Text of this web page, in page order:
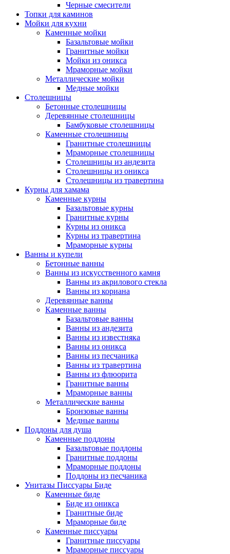
Черные смесители
Топки для каминов
Мойки для кухни
Каменные мойки
Базальтовые мойки
Гранитные мойки
Мойки из оникса
Мраморные мойки
Металлические мойки
Медные мойки
Столешницы
Бетонные столешницы
Деревянные столешницы
Бамбуковые столешницы
Каменные столешницы
Гранитные столешницы
Мраморные столешницы
Столешницы из андезита
Столешницы из оникса
Столешницы из травертина
Курны для хамама
Каменные курны
Базальтовые курны
Гранитные курны
Курны из оникса
Курны из травертина
Мраморные курны
Ванны и купели
Бетонные ванны
Ванны из искусственного камня
Ванны из акрилового стекла
Ванны из кориана
Деревянные ванны
Каменные ванны
Базальтовые ванны
Ванны из андезита
Ванны из известняка
Ванны из оникса
Ванны из песчаника
Ванны из травертина
Ванны из флюорита
Гранитные ванны
Мраморные ванны
Металлические ванны
Бронзовые ванны
Медные ванны
Поддоны для душа
Каменные поддоны
Базальтовые поддоны
Гранитные поддоны
Мраморные поддоны
Поддоны из песчаника
Унитазы Писсуары Биде
Каменные биде
Биде из оникса
Гранитные биде
Мраморные биде
Каменные писсуары
Гранитные писсуары
Мраморные писсуары